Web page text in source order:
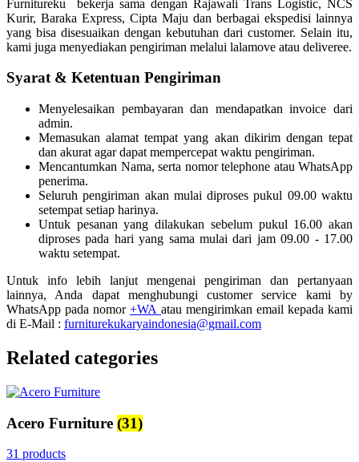
Furnitureku bekerja sama dengan Rajawali Trans Logistic, NCS
Kurir, Baraka Express, Cipta Maju dan berbagai ekspedisi lainnya
yang bisa disesuaikan dengan kebutuhan dari customer. Selain itu,
kami juga menyediakan pengiriman melalui lalamove atau deliveree.
Syarat & Ketentuan Pengiriman
Menyelesaikan pembayaran dan mendapatkan invoice dari
admin.
Memasukan alamat tempat yang akan dikirim dengan tepat
dan akurat agar dapat mempercepat waktu pengiriman.
Mencantumkan Nama, serta nomor telephone atau WhatsApp
penerima.
Seluruh pengiriman akan mulai diproses pukul 09.00 waktu
setempat setiap harinya.
Untuk pesanan yang dilakukan sebelum pukul 16.00 akan
diproses pada hari yang sama mulai dari jam 09.00 - 17.00
waktu setempat.
Untuk info lebih lanjut mengenai pengiriman dan pertanyaan
lainnya, Anda dapat menghubungi customer service kami by
WhatsApp pada nomor +WA atau mengirimkan email kepada kami
di E-Mail : furniturekukaryaindonesia@gmail.com
Related categories
Acero Furniture (31)
31 products